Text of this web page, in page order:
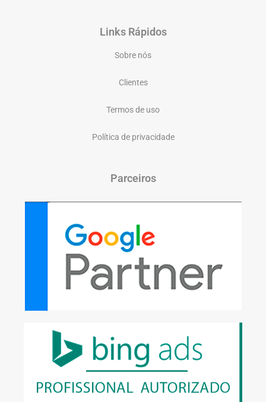
Links Rápidos
Sobre nós
Clientes
Termos de uso
Política de privacidade
Parceiros